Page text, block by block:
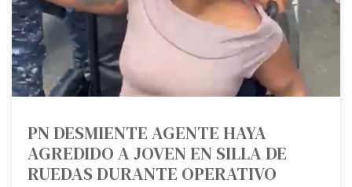
PN DESMIENTE AGENTE HAYA
AGREDIDO A JOVEN EN SILLA DE
RUEDAS DURANTE OPERATIVO